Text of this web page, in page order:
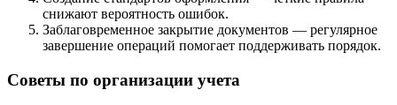
снижают вероятность ошибок.
Заблаговременное закрытие документов — регулярное
завершение операций помогает поддерживать порядок.
Советы по организации учета